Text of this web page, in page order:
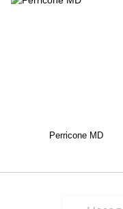
Perricone MD